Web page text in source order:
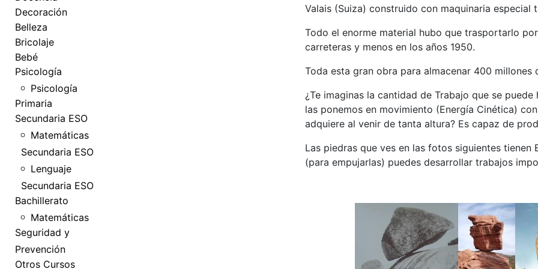
Decoración
Belleza
Bricolaje
Bebé
Psicología
Psicología
Primaria
Secundaria ESO
Matemáticas
Secundaria ESO
Lenguaje
Secundaria ESO
Bachillerato
Matemáticas
Seguridad y
Prevención
Otros Cursos
Valais (Suiza) construido con maquinaria especial
Todo el enorme material hubo que trasportarlo
carreteras y menos en los años 1950.
Toda esta gran obra para almacenar 400
¿Te imaginas la cantidad de Trabajo que se
las ponemos en movimiento (Energía Cinética)
adquiere al venir de tanta altura? Es capaz de
Las piedras que ves en las fotos siguientes
(para empujarlas) puedes desarrollar trabajos